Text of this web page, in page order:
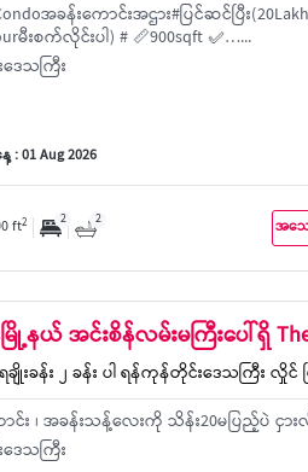
အခန်းကောင်းအဌား#ပြင်ဆင်ပြီး
မီးစက်လိုင်းပါ) # 📏900sqft ✅…...
ေသကြီး
01 Aug 2026
ft2 2 2 အသ
ြို့နယ် အင်းစိန်လမ်းမကြီးပေါ်ရှိ
ချိုးခန်း ၂ ခန်း ပါ ရန်ကုန်တိုင်းဒေသကြီး
း ၊ အခန်း​သန့်လေးကို သိန်း20မပြည့်ပဲ ငှား
ေသကြီး